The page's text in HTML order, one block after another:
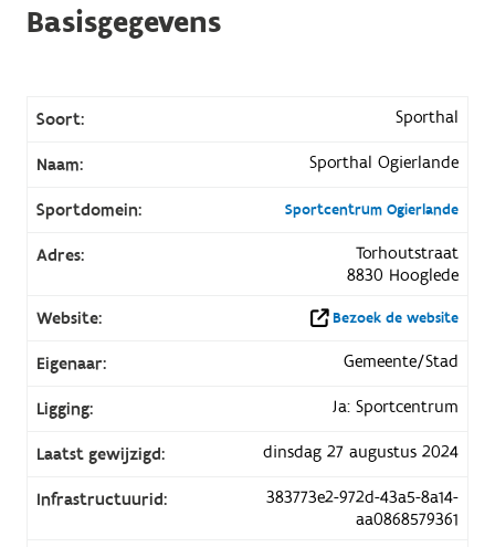
Basisgegevens
Soort: Sporthal
Naam: Sporthal Ogierlande
Sportdomein: Sportcentrum Ogierlande
Adres:
Torhoutstraat
8830 Hooglede
Website:
Bezoek de website
Eigenaar: Gemeente/Stad
Ligging: Ja: Sportcentrum
Laatst gewijzigd: dinsdag 27 augustus 2024
Infrastructuurid:
383773e2-972d-43a5-8a14-
aa0868579361